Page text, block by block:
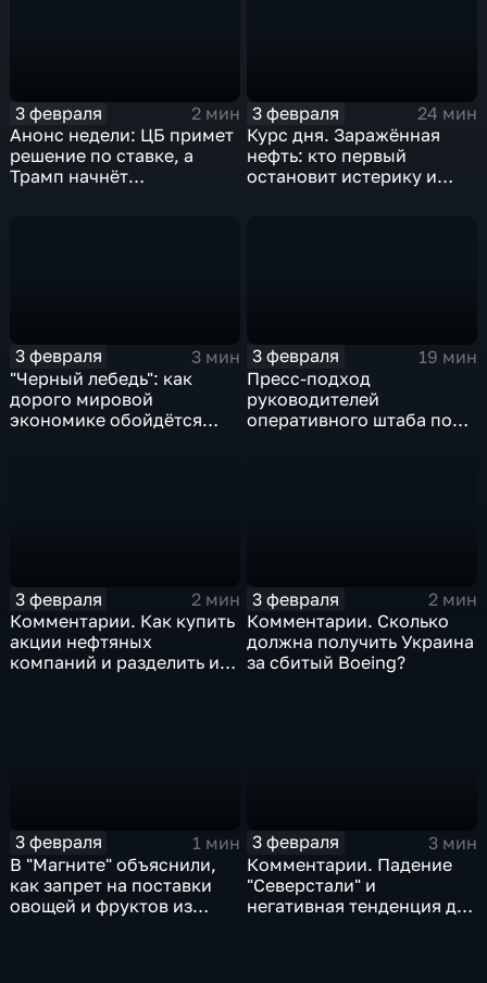
3 февраля
2 мин
Анонс недели: ЦБ примет
решение по ставке, а
Трамп начнёт
3 февраля
24 мин
Курс дня. Заражённая
нефть: кто первый
остановит истерику и
3 февраля
3 мин
"Черный лебедь": как
дорого мировой
экономике обойдётся
3 февраля
19 мин
Пресс-подход
руководителей
оперативного штаба по
3 февраля
2 мин
Комментарии. Как купить
акции нефтяных
компаний и разделить их
3 февраля
2 мин
Комментарии. Сколько
должна получить Украина
за сбитый Boeing?
3 февраля
1 мин
В "Магните" объяснили,
как запрет на поставки
овощей и фруктов из
3 февраля
3 мин
Комментарии. Падение
"Северстали" и
негативная тенденция для